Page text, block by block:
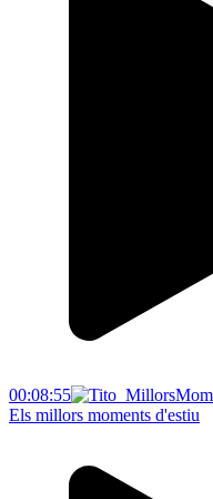
00:08:55
Els millors moments d'estiu